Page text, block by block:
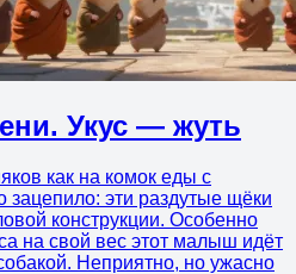
Укус — жуть
как на комок еды с
зацепило: эти раздутые щёки
конструкции. Особенно
на свой вес этот малыш идёт
Неприятно, но ужасно